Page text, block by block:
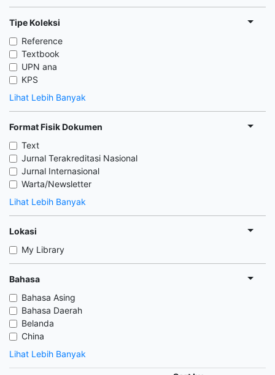
Tipe Koleksi
Reference
Textbook
UPN ana
KPS
Lihat Lebih Banyak
Format Fisik Dokumen
Text
Jurnal Terakreditasi Nasional
Jurnal Internasional
Warta/Newsletter
Lihat Lebih Banyak
Lokasi
My Library
Bahasa
Bahasa Asing
Bahasa Daerah
Belanda
China
Lihat Lebih Banyak